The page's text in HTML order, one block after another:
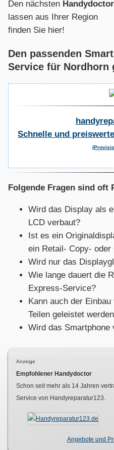
Den nächsten Handydoctor
lassen aus Ihrer Region
finden Sie hier!
Den passenden
Service für Nordhorn
Schnelle und
Folgende Fragen sind oft
Wird das Display als
LCD verbaut?
Ist es ein
ein Retail- Copy- oder
Wird nur das
Wie lange dauert die
Express-Service?
Kann auch der
Teilen geleistet
Wird das Smartphone
Anzeige
Empfohlener Handydoctor
Schon seit mehr als 14 Jahren
Service von Handyreparatur123.
Angebote und